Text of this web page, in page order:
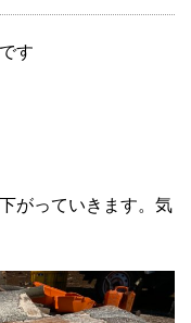
す
がっていきます。気